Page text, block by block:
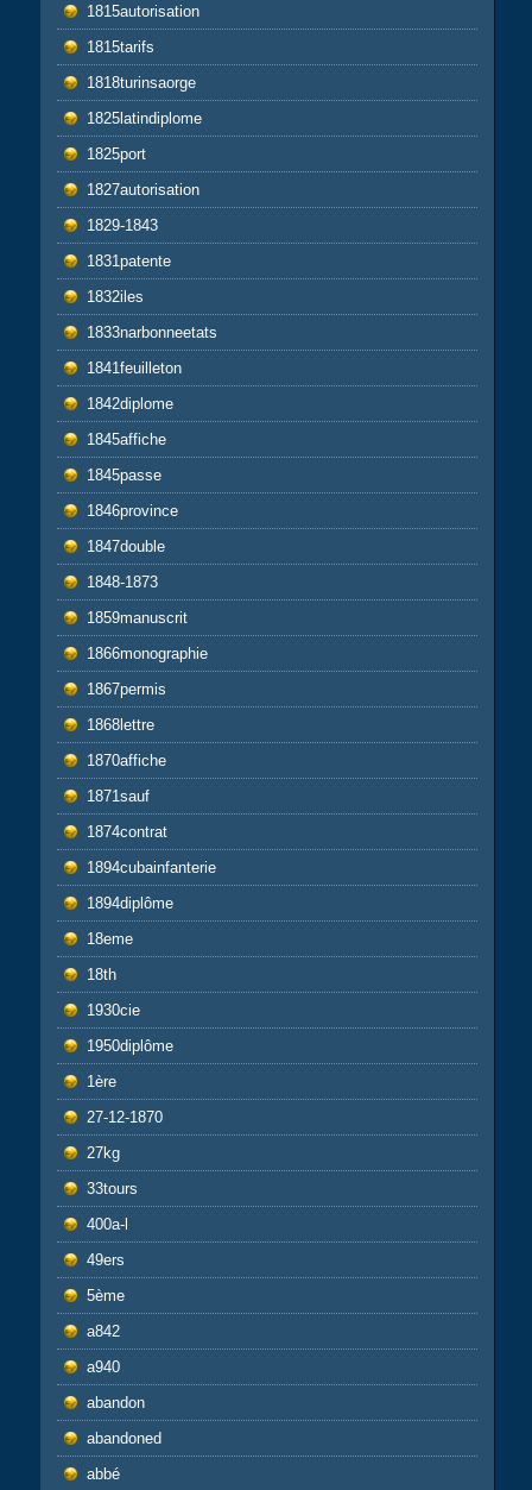
1815autorisation
1815tarifs
1818turinsaorge
1825latindiplome
1825port
1827autorisation
1829-1843
1831patente
1832iles
1833narbonneetats
1841feuilleton
1842diplome
1845affiche
1845passe
1846province
1847double
1848-1873
1859manuscrit
1866monographie
1867permis
1868lettre
1870affiche
1871sauf
1874contrat
1894cubainfanterie
1894diplôme
18eme
18th
1930cie
1950diplôme
1ère
27-12-1870
27kg
33tours
400a-l
49ers
5ème
a842
a940
abandon
abandoned
abbé